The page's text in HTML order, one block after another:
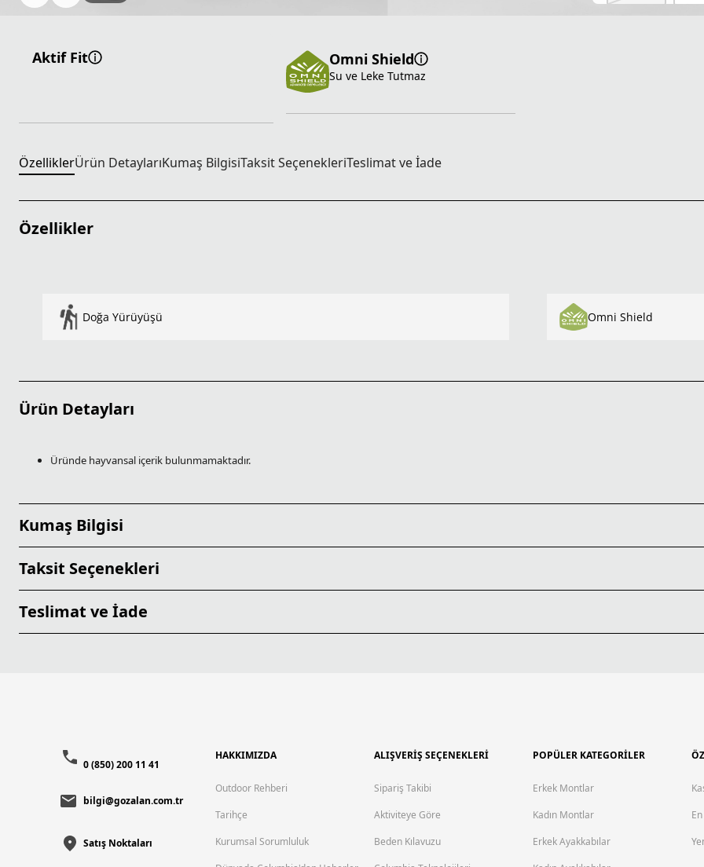
Aktif Fit Omni Shield
Su ve Leke Tutmaz
ÖzelliklerÜrün DetaylarıKumaş BilgisiTaksit SeçenekleriTeslimat ve İade
Özellikler
Doğa Yürüyüşü Omni Shield
Ürün Detayları
Üründe hayvansal içerik bulunmamaktadır.
Kumaş Bilgisi
Taksit Seçenekleri
Teslimat ve İade
0 (850) 200 11 41
bilgi@gozalan.com.tr
Satış Noktaları
HAKKIMIZDA
Outdoor Rehberi
Tarihçe
Kurumsal Sorumluluk
ALIŞVERİŞ SEÇENEKLERİ
Sipariş Takibi
Aktiviteye Göre
Beden Kılavuzu
POPÜLER KATEGORİLER
Erkek Montlar
Kadın Montlar
Erkek Ayakkabılar